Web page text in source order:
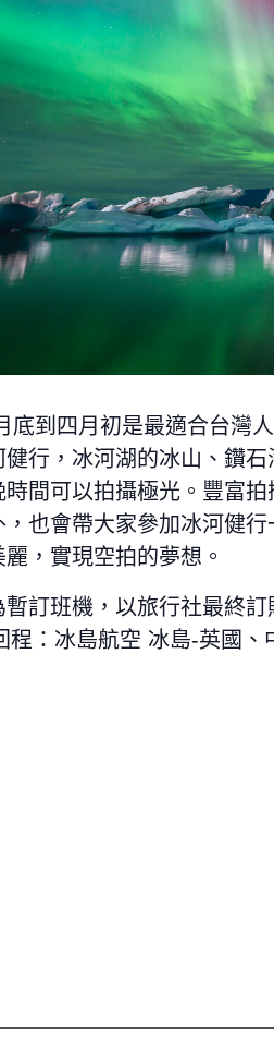
底到四月初是最適合台灣
行，冰河湖的冰山、鑽
間可以拍攝極光。豐富
，也會帶大家參加冰河健
，實現空拍的夢想。
暫訂班機，以旅行社最終
程：冰島航空 冰島-英國